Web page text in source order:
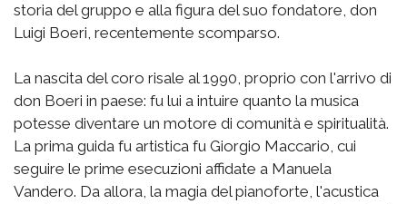
storia del gruppo e alla figura del suo fondatore, don
Luigi Boeri, recentemente scomparso.
La nascita del coro risale al 1990, proprio con l'arrivo di
don Boeri in paese: fu lui a intuire quanto la musica
potesse diventare un motore di comunità e spiritualità.
La prima guida fu artistica fu Giorgio Maccario, cui
seguire le prime esecuzioni affidate a Manuela
Vandero. Da allora, la magia del pianoforte, l'acustica